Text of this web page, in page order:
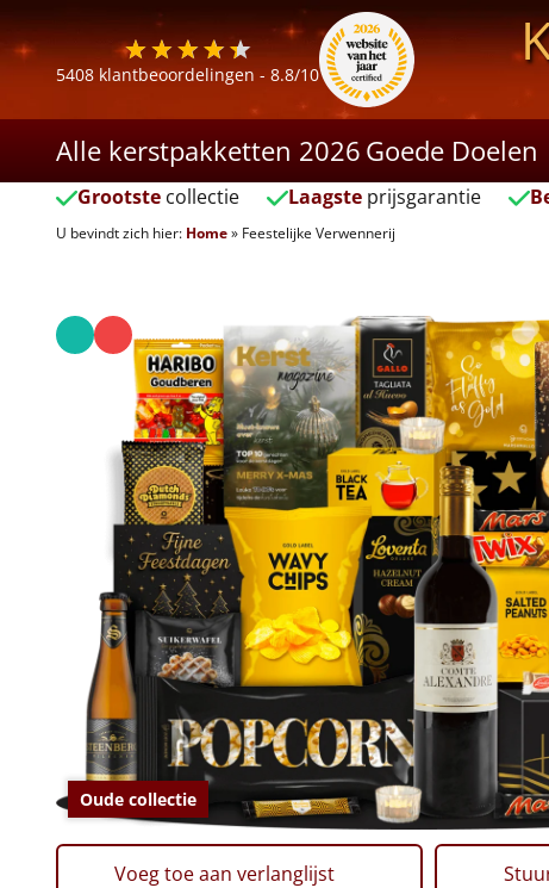
5408 klantbeoordelingen - 8.8/10
Alle kerstpakketten 2026 Goede Doelen
Grootste collectie Laagsteprijsgarantie
U bevindt zich hier: Home» Feestelijke Verwennerij
Oude collectie
Voeg toe aan verlanglijst